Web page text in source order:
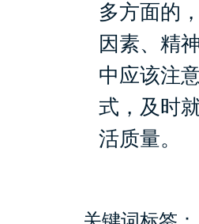
多方面的
因素、精
中应该注
式，及时
活质量。